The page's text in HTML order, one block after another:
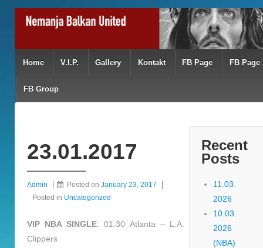
Home V.I.P. Gallery Kontakt FB Page FB Page
FB Group
23.01.2017
Admin Posted on January 23, 2017
Posted in Uncategorized
VIP NBA SINGLE: 01:30 Atlanta – L.A.
Clippers
Recent
Posts
11.03.
2026
10.03.
2026
(NBA)